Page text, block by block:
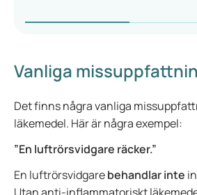
Vanliga
Det finns några vanliga
läkemedel. Här är några exempel:
”En luftrörsvidgare räcker.”
En luftrörsvidgarebehandlar inte